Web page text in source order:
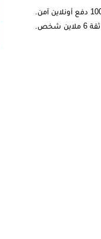
ثقة 6 ملاين شخص.